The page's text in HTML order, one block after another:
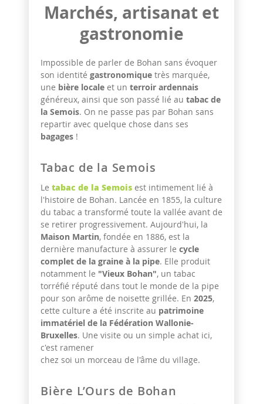
Marchés, artisanat et
gastronomie
Impossible de parler de Bohan sans évoquer
son identité gastronomique très marquée,
une bière locale et un terroir ardennais
généreux, ainsi que son passé lié au tabac de
la Semois. On ne passe pas par Bohan sans
repartir avec quelque chose dans ses
bagages !
Tabac de la Semois
Le tabac de la Semois est intimement lié à
l'histoire de Bohan. Lancée en 1855, la culture
du tabac a transformé toute la vallée avant de
se retirer progressivement. Aujourd'hui, la
Maison Martin, fondée en 1886, est la
dernière manufacture à assurer le cycle
complet de la graine à la pipe. Elle produit
notamment le "Vieux Bohan", un tabac
torréfié réputé dans tout le monde de la pipe
pour son arôme de noisette grillée. En 2025,
cette culture a été inscrite au patrimoine
immatériel de la Fédération Wallonie-
Bruxelles. Une visite ou un simple achat ici,
c'est ramener
chez soi un morceau de l'âme du village.
Bière L’Ours de Bohan